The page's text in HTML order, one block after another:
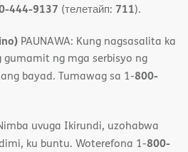
444-9137 (телетайп: 711).
PAUNAWA: Kung nagsasalita ka
gumamit ng mga serbisyo ng
bayad. Tumawag sa 1-800-
uvuga Ikirundi, uzohabwa
ku buntu. Woterefona 1-800-